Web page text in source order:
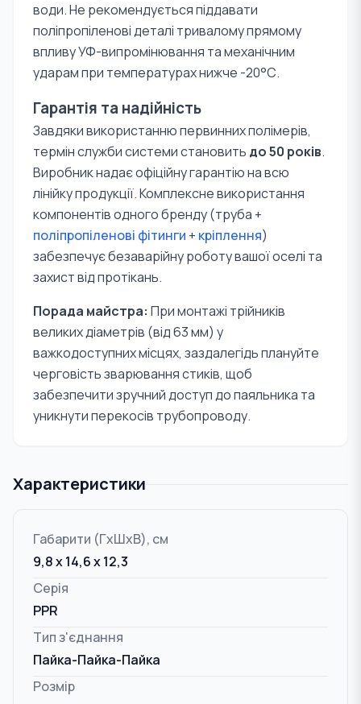
води. Не рекомендується піддавати
поліпропіленові деталі тривалому прямому
впливу УФ-випромінювання та механічним
ударам при температурах нижче -20°С.
Гарантія та надійність
Завдяки використанню первинних полімерів,
термін служби системи становить до 50 років.
Виробник надає офіційну гарантію на всю
лінійку продукції. Комплексне використання
компонентів одного бренду (труба +
поліпропіленові фітинги + кріплення)
забезпечує безаварійну роботу вашої оселі та
захист від протікань.
Порада майстра: При монтажі трійників
великих діаметрів (від 63 мм) у
важкодоступних місцях, заздалегідь плануйте
черговість зварювання стиків, щоб
забезпечити зручний доступ до паяльника та
уникнути перекосів трубопроводу.
Характеристики
Габарити (ГxШxВ), см
9,8 x 14,6 x 12,3
Серія
PPR
Тип з'єднання
Пайка-Пайка-Пайка
Розмір